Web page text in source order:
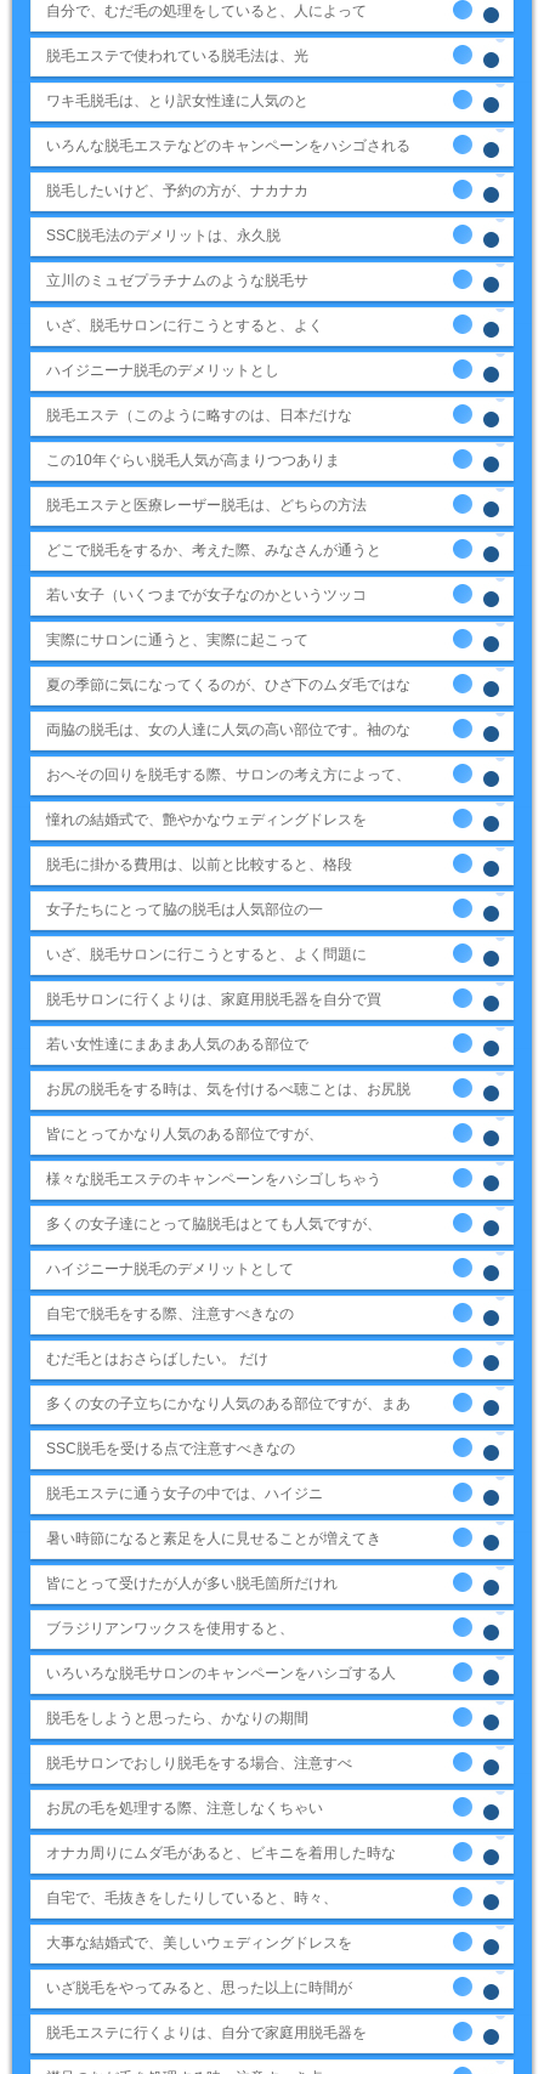
自分で、むだ毛の処理をしていると、人によって
脱毛エステで使われている脱毛法は、光
ワキ毛脱毛は、とり訳女性達に人気のと
いろんな脱毛エステなどのキャンペーンをハシゴされる
脱毛したいけど、予約の方が、ナカナカ
SSC脱毛法のデメリットは、永久脱
立川のミュゼプラチナムのような脱毛サ
いざ、脱毛サロンに行こうとすると、よく
ハイジニーナ脱毛のデメリットとし
脱毛エステ（このように略すのは、日本だけな
この10年ぐらい脱毛人気が高まりつつありま
脱毛エステと医療レーザー脱毛は、どちらの方法
どこで脱毛をするか、考えた際、みなさんが通うと
若い女子（いくつまでが女子なのかというツッコ
実際にサロンに通うと、実際に起こって
夏の季節に気になってくるのが、ひざ下のムダ毛ではな
両脇の脱毛は、女の人達に人気の高い部位です。袖のな
おへその回りを脱毛する際、サロンの考え方によって、
憧れの結婚式で、艶やかなウェディングドレスを
脱毛に掛かる費用は、以前と比較すると、格段
女子たちにとって脇の脱毛は人気部位の一
いざ、脱毛サロンに行こうとすると、よく問題に
脱毛サロンに行くよりは、家庭用脱毛器を自分で買
若い女性達にまあまあ人気のある部位で
お尻の脱毛をする時は、気を付けるべ聴ことは、お尻脱
皆にとってかなり人気のある部位ですが、
様々な脱毛エステのキャンペーンをハシゴしちゃう
多くの女子達にとって脇脱毛はとても人気ですが、
ハイジニーナ脱毛のデメリットとして
自宅で脱毛をする際、注意すべきなの
むだ毛とはおさらばしたい。 だけ
多くの女の子立ちにかなり人気のある部位ですが、まあ
SSC脱毛を受ける点で注意すべきなの
脱毛エステに通う女子の中では、ハイジニ
暑い時節になると素足を人に見せることが増えてき
皆にとって受けたが人が多い脱毛箇所だけれ
ブラジリアンワックスを使用すると、
いろいろな脱毛サロンのキャンペーンをハシゴする人
脱毛をしようと思ったら、かなりの期間
脱毛サロンでおしり脱毛をする場合、注意すべ
お尻の毛を処理する際、注意しなくちゃい
オナカ周りにムダ毛があると、ビキニを着用した時な
自宅で、毛抜きをしたりしていると、時々、
大事な結婚式で、美しいウェディングドレスを
いざ脱毛をやってみると、思った以上に時間が
脱毛エステに行くよりは、自分で家庭用脱毛器を